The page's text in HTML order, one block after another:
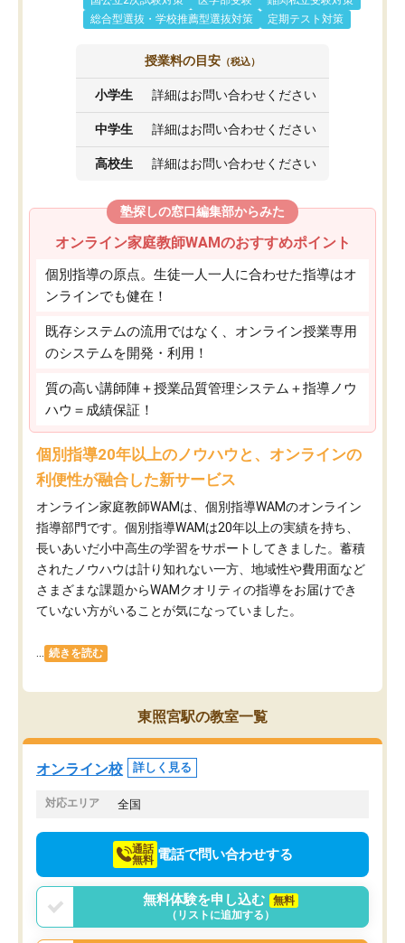
総合型選抜・学校推薦型選抜対策
定期テスト対策
授業料の目安 （税込）
小学生 詳細はお問い合わせください
中学生 詳細はお問い合わせください
高校生 詳細はお問い合わせください
塾探しの窓口編集部からみた
オンライン家庭教師WAMのおすすめポイント
個別指導の原点。生徒一人一人に合わせた指導はオ
ンラインでも健在！
既存システムの流用ではなく、オンライン授業専用
のシステムを開発・利用！
質の高い講師陣＋授業品質管理システム＋指導ノウ
ハウ＝成績保証！
個別指導20年以上のノウハウと、オンラインの
利便性が融合した新サービス
オンライン家庭教師WAMは、個別指導WAMのオンライン
指導部門です。個別指導WAMは20年以上の実績を持ち、
長いあいだ小中高生の学習をサポートしてきました。蓄積
されたノウハウは計り知れない一方、地域性や費用面など
さまざまな課題からWAMクオリティの指導をお届けでき
ていない方がいることが気になっていました。
続きを読む
東照宮駅の教室一覧
オンライン校 詳しく見る
対応エリア 全国
通話
無料 電話で問い合わせする
無料体験を申し込む
無料
（リストに追加する）